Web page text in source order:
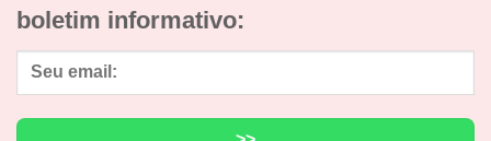
boletim informativo: